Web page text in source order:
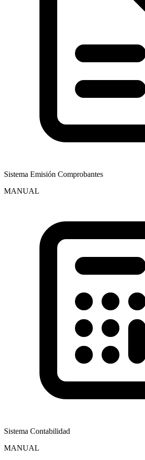
Sistema Emisión Comprobantes
MANUAL
Sistema Contabilidad
MANUAL